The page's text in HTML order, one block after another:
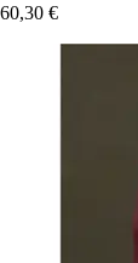
60,30 €